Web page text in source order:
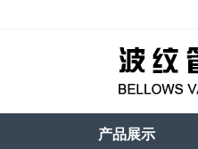
产品展示